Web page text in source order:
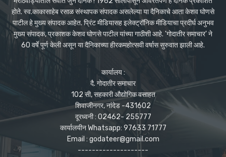
होते. स्व.काकासाहेब रसाळ संस्थापक संपादक असलेल्या या दैनिकाचे आता केशव घोणसे
पाटील हे मुख्य संपादक आहेत. प्रिंट मीडियासह इलेक्ट्रॉनिक मीडियाचा प्रदीर्घ अनुभव
मुख्य संपादक, प्रकाशक केशव घोणसे पाटील यांच्या गाठीशी आहे. 'गोदातीर समाचार' ने
60 वर्षे पूर्ण केली असून या दैनिकाच्या हीरकमहोत्सवी वर्षास सुरुवात झाली आहे.
कार्यालय :
दै. गोदातीर समाचार
102 सी, सहकारी औद्योगिक वसाहत
शिवाजीनगर, नांदेड -431602
दूरध्वनी : 02462- 255777
कार्यालयीन Whatsapp: 97633 71777
Email : godateer@gmail.com
--------------------